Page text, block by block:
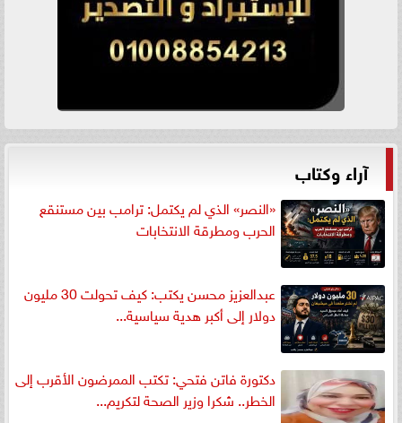
آراء وكتاب
«النصر» الذي لم يكتمل: ترامب بين مستنقع
الحرب ومطرقة الانتخابات
عبدالعزيز محسن يكتب: كيف تحولت 30 مليون
دولار إلى أكبر هدية سياسية...
دكتورة فاتن فتحي: تكتب الممرضون الأقرب إلى
الخطر.. شكرا وزير الصحة لتكريم...